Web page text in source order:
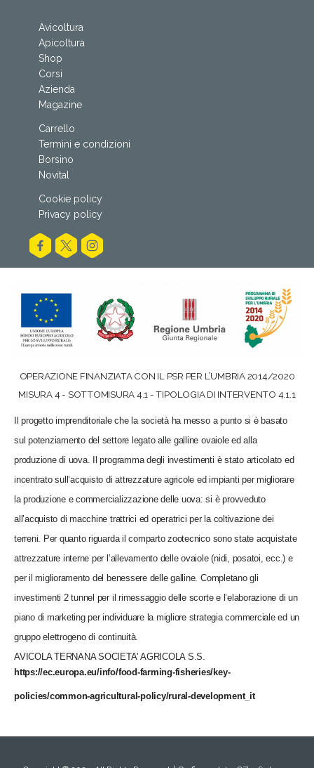
Avicoltura
Apicoltura
Shop
Corsi
Azienda
Magazine
Carrello
Termini e condizioni
Borsino
Novital
Cookie policy
Privacy policy
OPERAZIONE FINANZIATA CON IL PSR PER L’UMBRIA 2014/2020
MISURA 4 - SOTTOMISURA 4.1 - TIPOLOGIA DI INTERVENTO 4.1.1
Il progetto imprenditoriale che la società ha messo a punto si è basato
sul potenziamento del settore legato alle galline ovaiole ed alla
produzione di uova. Il programma degli investimenti è stato articolato ed
incentrato sull’acquisto di attrezzature agricole ed impianti per migliorare
la produzione e commercializzazione delle uova: si è provveduto
all’acquisto di macchine trattrici ed operatrici per la coltivazione dei
terreni. Per quanto riguarda il comparto zootecnico sono state acquistate
attrezzature interne per l’allevamento delle ovaiole (nidi, posatoi, ecc.) e
per il miglioramento del benessere delle galline. Completano gli
investimenti 2 tunnel per il rimessaggio delle scorte e l’elaborazione di un
piano di marketing per individuare la migliore strategia commerciale ed un
gruppo elettrogeno di continuità.
AVICOLA TERNANA SOCIETA' AGRICOLA S.S.
https://ec.europa.eu/info/food-farming-fisheries/key-
policies/common-agricultural-policy/rural-development_it